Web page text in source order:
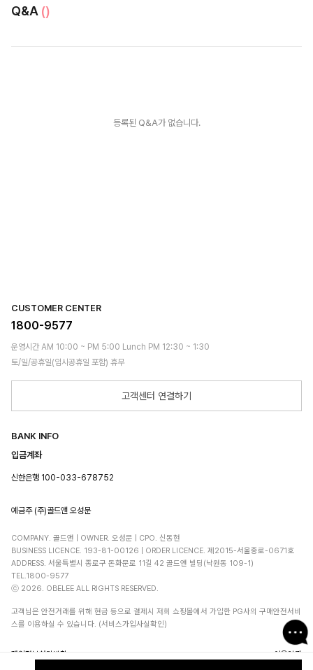
Q&A ()
등록된 Q&A가 없습니다.
CUSTOMER CENTER
1800-9577
운영시간 AM 10:00 ~ PM 5:00 Lunch PM 12:30 ~ 1:30
토/일/공휴일(임시공휴일 포함) 휴무
고객센터 연결하기
BANK INFO
입금계좌
신한은행 100-033-678752
예금주 (주)골드앤 오성문
COMPANY. 골드앤 | OWNER. 오성문 | CPO. 신동현
BUSINESS LICENCE. 193-81-00126 | ORDER LICENCE. 제2015-서울종로-0671호
ADDRESS. 서울특별시 종로구 돈화문로 11길 42 골드앤 빌딩(낙원동 109-1)
TEL.1800-9577
ⓒ 2026. OBELEE ALL RIGHTS RESERVED.
고객님은 안전거래를 위해 현금 등으로 결제시 저희 쇼핑몰에서 가입한 PG사의 구매안전서비
스를 이용하실 수 있습니다. (서비스가입사실확인)
개인정보처리방침 이용약관